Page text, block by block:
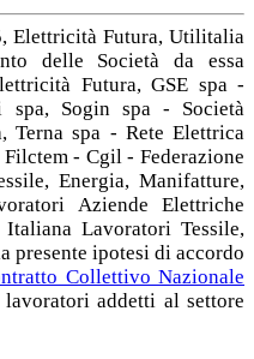
Elettricità Futura, Utilitalia
delle Società da essa
Futura, GSE spa -
spa, Sogin spa - Società
Terna spa - Rete Elettrica
- Cgil - Federazione
Energia, Manifatture,
Aziende Elettriche
Lavoratori Tessile,
presente ipotesi di accordo
Collettivo Nazionale
addetti al settore